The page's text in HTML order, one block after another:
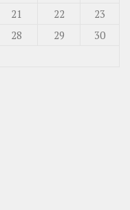
21 22
23
28 29
30